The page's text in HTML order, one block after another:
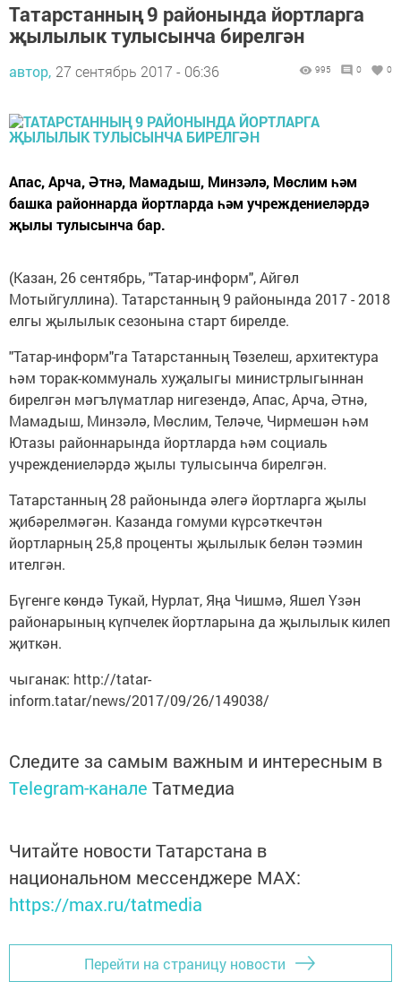
Татарстанның 9 районында йортларга
җылылык тулысынча бирелгән
автор, 27 сентябрь 2017 - 06:36 995 0 0
Апас, Арча, Әтнә, Мамадыш, Минзәлә, Мөслим һәм
башка районнарда йортларда һәм учреждениеләрдә
җылы тулысынча бар.
(Казан, 26 сентябрь, "Татар-информ", Айгөл
Мотыйгуллина). Татарстанның 9 районында 2017 - 2018
елгы җылылык сезонына старт бирелде.
"Татар-информ"га Татарстанның Төзелеш, архитектура
һәм торак-коммуналь хуҗалыгы министрлыгыннан
бирелгән мәгълүматлар нигезендә, Апас, Арча, Әтнә,
Мамадыш, Минзәлә, Мөслим, Теләче, Чирмешән һәм
Ютазы районнарында йортларда һәм социаль
учреждениеләрдә җылы тулысынча бирелгән.
Татарстанның 28 районында әлегә йортларга җылы
җибәрелмәгән. Казанда гомуми күрсәткечтән
йортларның 25,8 проценты җылылык белән тәэмин
ителгән.
Бүгенге көндә Тукай, Нурлат, Яңа Чишмә, Яшел Үзән
районарының күпчелек йортларына да җылылык килеп
җиткән.
чыганак: http://tatar-
inform.tatar/news/2017/09/26/149038/
Следите за самым важным и интересным в
Telegram-канале Татмедиа
Читайте новости Татарстана в
национальном мессенджере MАХ:
https://max.ru/tatmedia
Перейти на страницу новости